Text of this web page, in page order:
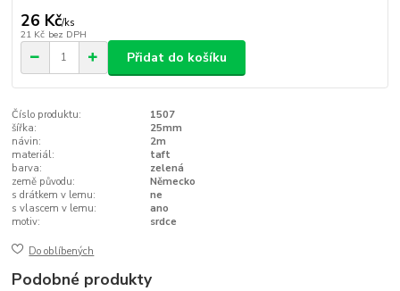
26 Kč/ks
21 Kč bez DPH
Přidat do košíku
Číslo produktu:
1507
šířka:
25mm
návin:
2m
materiál:
taft
barva:
zelená
země původu:
Německo
s drátkem v lemu:
ne
s vlascem v lemu:
ano
motiv:
srdce
Do oblíbených
Podobné produkty